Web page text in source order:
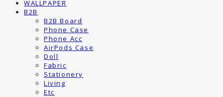
WALLPAPER
B2B
B2B Board
Phone Case
Phone Acc
AirPods Case
Doll
Fabric
Stationery
Living
Etc